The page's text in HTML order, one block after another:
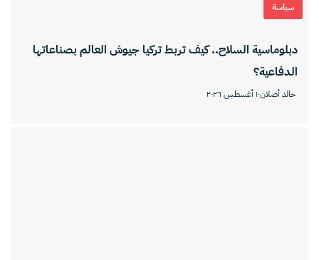
سياسة
دبلوماسية السلاح.. كيف تربط تركيا جيوش العالم بصناعاتها
الدفاعية؟
خالد أصلان١٠ أغسطس ٢٠٢٦